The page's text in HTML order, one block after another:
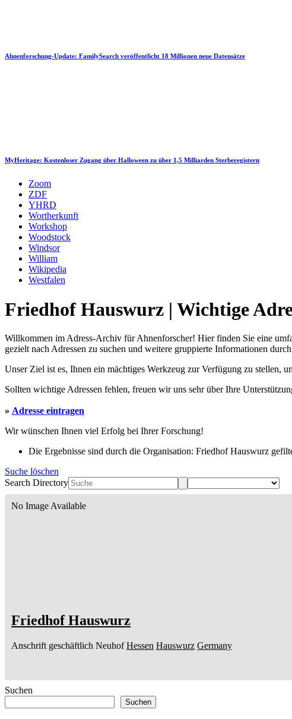
Ahnenforschung-Update: FamilySearch veröffentlicht 18 Millionen neue Datensätze
MyHeritage: Kostenloser Zugang über Halloween zu über 1,5 Milliarden Sterberegistern
Zoom
ZDF
YHRD
Wortherkunft
Workshop
Woodstock
Windsor
William
Wikipedia
Westfalen
Friedhof Hauswurz | Wichtige
Willkommen im Adress-Archiv für Ahnenforscher! Hier finden Sie eine
gezielt nach Adressen zu suchen und weitere gruppierte Informationen
Unser Ziel ist es, Ihnen ein mächtiges Werkzeug zur Verfügung zu stellen,
Sollten wichtige Adressen fehlen, freuen wir uns sehr über Ihre
» Adresse eintragen
Wir wünschen Ihnen viel Erfolg bei Ihrer Forschung!
Die Ergebnisse sind durch die Organisation: Friedhof Hauswurz
Suche löschen
Search Directory
No Image Available
Friedhof Hauswurz
Anschrift geschäftlich Neuhof Hessen Hauswurz Germany
Suchen
Suchen